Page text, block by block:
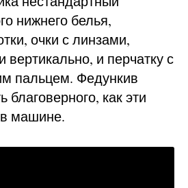
нижнего белья,
очки с линзами,
и перчатку с
пальцем. Федункив
благоверного, как эти
машине.